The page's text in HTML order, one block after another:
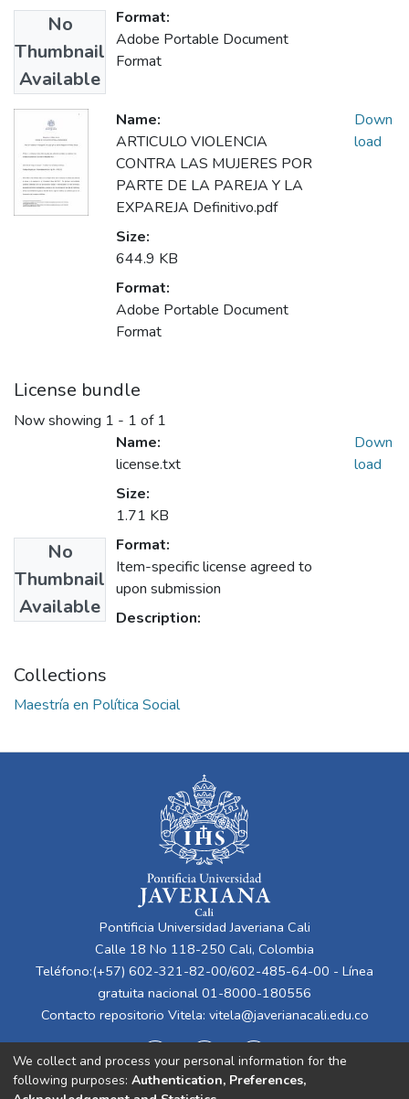
No
Thumbnail
Available
Format:
Adobe Portable Document
Format
Name:
ARTICULO VIOLENCIA
CONTRA LAS MUJERES POR
PARTE DE LA PAREJA Y LA
EXPAREJA Definitivo.pdf
Size:
644.9 KB
Format:
Adobe Portable Document
Format
Down
load
License bundle
Now showing 1 - 1 of 1
No
Thumbnail
Available
Name:
license.txt
Size:
1.71 KB
Format:
Item-specific license agreed to
upon submission
Description:
Down
load
Collections
Maestría en Política Social
Pontificia Universidad Javeriana Cali
Calle 18 No 118-250 Cali, Colombia
Teléfono:(+57) 602-321-82-00/602-485-64-00 - Línea
gratuita nacional 01-8000-180556
Contacto repositorio Vitela: vitela@javerianacali.edu.co
We collect and process your personal information for the
following purposes: Authentication, Preferences,